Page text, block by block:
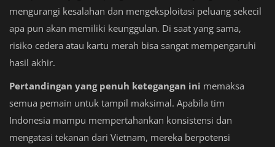
mengurangi kesalahan dan mengeksploitasi peluang sekecil
apa pun akan memiliki keunggulan. Di saat yang sama,
risiko cedera atau kartu merah bisa sangat mempengaruhi
hasil akhir.
Pertandingan yang penuh ketegangan ini memaksa
semua pemain untuk tampil maksimal. Apabila tim
Indonesia mampu mempertahankan konsistensi dan
mengatasi tekanan dari Vietnam, mereka berpotensi